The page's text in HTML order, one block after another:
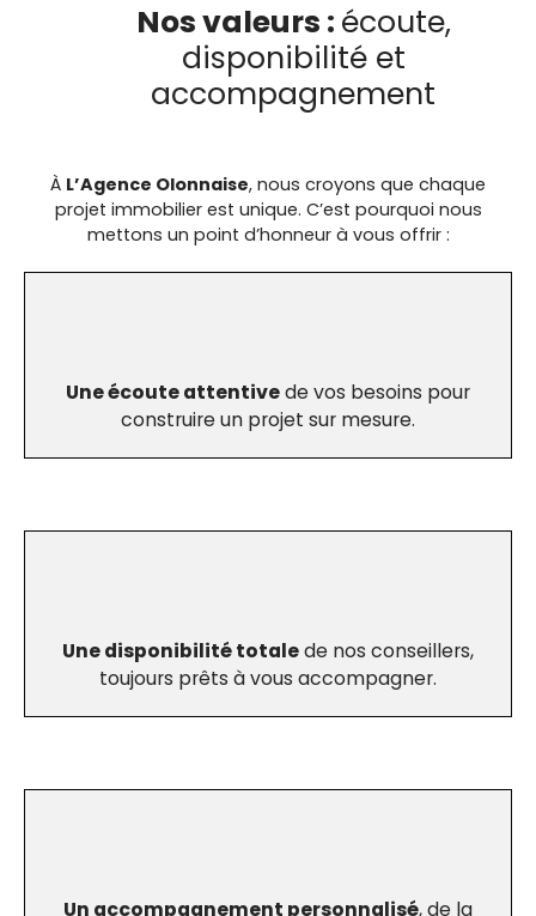
Nos valeurs : écoute,
disponibilité et
accompagnement
À L’Agence Olonnaise, nous croyons que chaque
projet immobilier est unique. C’est pourquoi nous
mettons un point d’honneur à vous offrir :
Une écoute attentivede vos besoins pour
construire un projet sur mesure.
Une disponibilité totalede nos conseillers,
toujours prêts à vous accompagner.
Un accompagnement personnalisé, de la